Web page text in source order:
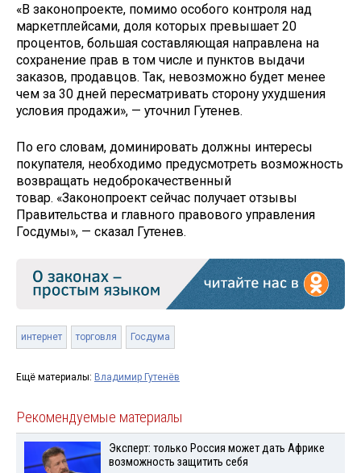
«В законопроекте, помимо особого контроля над
маркетплейсами, доля которых превышает 20
процентов, большая составляющая направлена на
сохранение прав в том числе и пунктов выдачи
заказов, продавцов. Так, невозможно будет менее
чем за 30 дней пересматривать сторону ухудшения
условия продажи», — уточнил Гутенев.
По его словам, доминировать должны интересы
покупателя, необходимо предусмотреть возможность
возвращать недоброкачественный
товар. «Законопроект сейчас получает отзывы
Правительства и главного правового управления
Госдумы», — сказал Гутенев.
интернет торговля Госдума
Ещё материалы: Владимир Гутенёв
Рекомендуемые материалы
Эксперт: только Россия может дать Африке
возможность защитить себя